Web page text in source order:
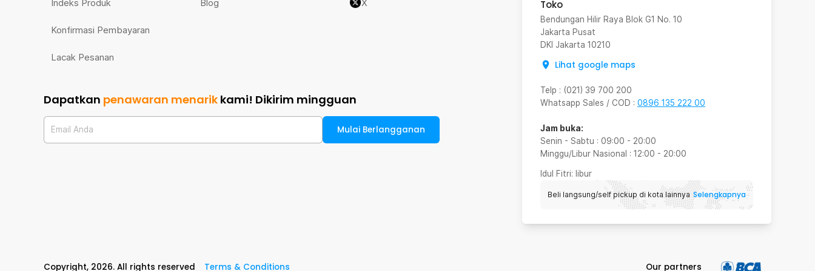
Toko
Bendungan Hilir Raya Blok G1 No. 10
Jakarta Pusat
DKI Jakarta 10210
Lihat google maps
Telp : (021) 39 700 200
Whatsapp Sales / COD : 0896 135 222 00
Jam buka:
Senin - Sabtu : 09:00 - 20:00
Minggu/Libur Nasional : 12:00 - 20:00
Idul Fitri: libur
Beli langsung/self pickup di kota lainnya Selengkapnya
Indeks Produk
Konfirmasi Pembayaran
Lacak Pesanan
Blog X
Dapatkan penawaran menarik kami! Dikirim mingguan
Email Anda Mulai Berlangganan
Copyright, 2026. All rights reserved Terms & Conditions Our partners